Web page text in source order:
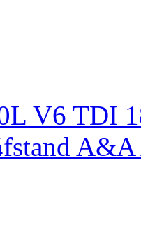
V6 TDI